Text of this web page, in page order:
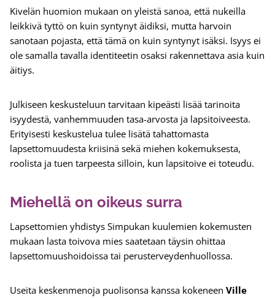
Kivelän huomion mukaan on yleistä sanoa, että nukeilla
leikkivä tyttö on kuin syntynyt äidiksi, mutta harvoin
sanotaan pojasta, että tämä on kuin syntynyt isäksi. Isyys ei
ole samalla tavalla identiteetin osaksi rakennettava asia kuin
äitiys.
Julkiseen keskusteluun tarvitaan kipeästi lisää tarinoita
isyydestä, vanhemmuuden tasa-arvosta ja lapsitoiveesta.
Erityisesti keskustelua tulee lisätä tahattomasta
lapsettomuudesta kriisinä sekä miehen kokemuksesta,
roolista ja tuen tarpeesta silloin, kun lapsitoive ei toteudu.
Miehellä on oikeus surra
Lapsettomien yhdistys Simpukan kuulemien kokemusten
mukaan lasta toivova mies saatetaan täysin ohittaa
lapsettomuushoidoissa tai perusterveydenhuollossa.
Useita keskenmenoja puolisonsa kanssa kokeneen Ville